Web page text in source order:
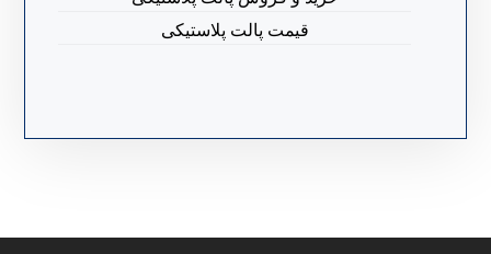
قیمت پالت پلاستیکی